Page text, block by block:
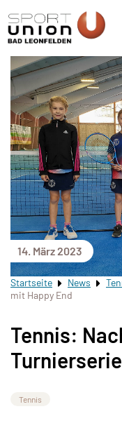
14. März 2023
Startseite News
mit Happy End
Tennis:
Tennis